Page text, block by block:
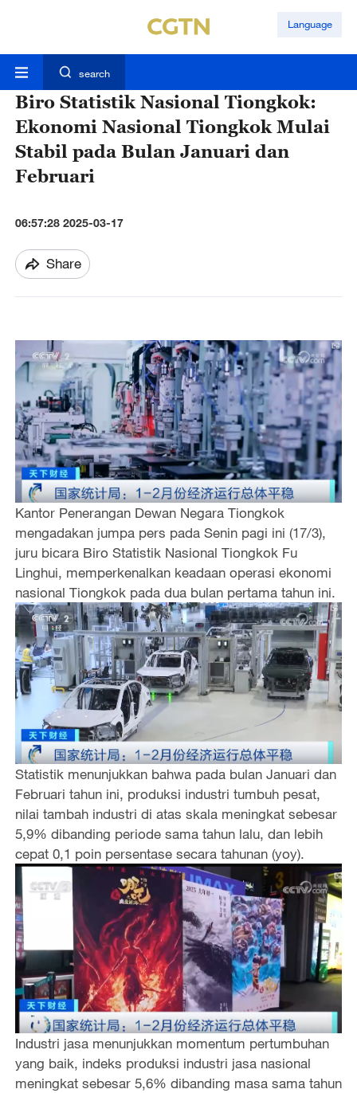
Language
search
Biro Statistik Nasional Tiongkok:
Ekonomi Nasional Tiongkok Mulai
Stabil pada Bulan Januari dan
Februari
06:57:28 2025-03-17
Share
Kantor Penerangan Dewan Negara Tiongkok
mengadakan jumpa pers pada Senin pagi ini (17/3),
juru bicara Biro Statistik Nasional Tiongkok Fu
Linghui, memperkenalkan keadaan operasi ekonomi
nasional Tiongkok pada dua bulan pertama tahun ini.
Statistik menunjukkan bahwa pada bulan Januari dan
Februari tahun ini, produksi industri tumbuh pesat,
nilai tambah industri di atas skala meningkat sebesar
5,9% dibanding periode sama tahun lalu, dan lebih
cepat 0,1 poin persentase secara tahunan (yoy).
Industri jasa menunjukkan momentum pertumbuhan
yang baik, indeks produksi industri jasa nasional
meningkat sebesar 5,6% dibanding masa sama tahun